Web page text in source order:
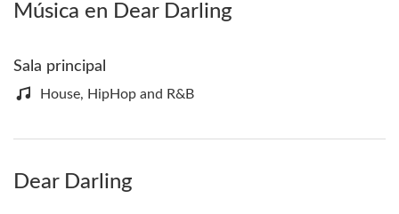
Música en Dear Darling
Sala principal
House, HipHop and R&B
Dear Darling